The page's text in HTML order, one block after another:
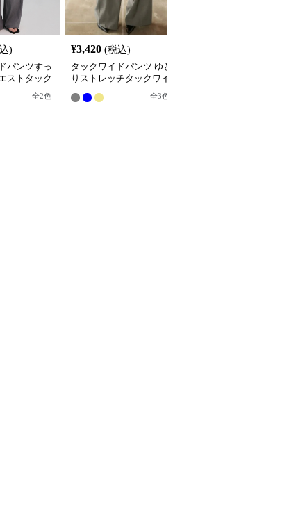
)
パンツすっ
ストタック
全2色
¥3,420 (税込)
タックワイドパンツ ゆと
りストレッチタックワイ
全3色